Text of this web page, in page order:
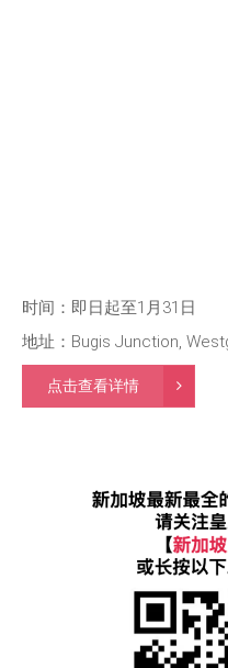
时间：即日起至1月31日
地址：Bugis Junction,
点击查看详情